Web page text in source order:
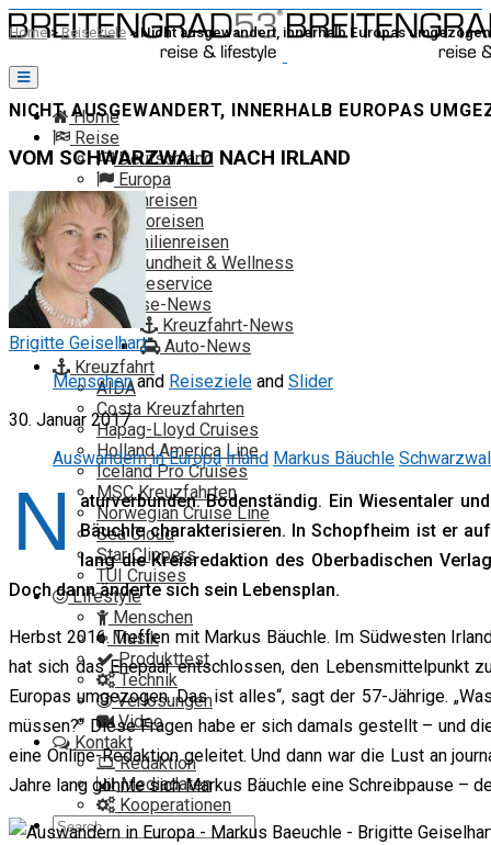
Toggle
navigation
Home
Reise
Deutschland
Europa
Fernreisen
Autoreisen
Familienreisen
Gesundheit & Wellness
Reiseservice
Reise-News
Kreuzfahrt-News
Auto-News
Kreuzfahrt
AIDA
Costa Kreuzfahrten
Hapag-Lloyd Cruises
Holland America Line
Iceland Pro Cruises
MSC Kreuzfahrten
Norwegian Cruise Line
Sea Cloud
Star Clippers
TUI Cruises
Lifestyle
Menschen
Musik
Produkttest
Technik
Verlosungen
Video
Kontakt
Redaktion
Mediadaten
Kooperationen
Home>Reiseziele> Nicht ausgewandert, innerhalb Europas umgezogen
NICHT AUSGEWANDERT, INNERHALB EUROPAS
VOM SCHWARZWALD NACH IRLAND
Brigitte Geiselhart
Menschen and Reiseziele and Slider
30. Januar 2017
Auswandern in Europa Irland Markus Bäuchle
N
aturverbunden. Bodenständig. Ein Wiesentaler
Bäuchle charakterisieren. In Schopfheim ist er
lang die Kreisredaktion des Oberbadischen
Doch dann änderte sich sein Lebensplan.
Herbst 2016. Treffen mit Markus Bäuchle. Im Südwesten
hat sich das Ehepaar entschlossen, den Lebensmittelpunkt
Europas umgezogen. Das ist alles“, sagt der 57-Jährige.
müssen?“ Diese Fragen habe er sich damals gestellt – und
eine Online-Redaktion geleitet. Und dann war die Lust an
Jahre lang gönnte sich Markus Bäuchle eine Schreibpause –